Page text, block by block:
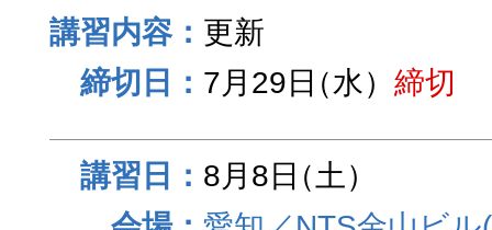
更新
7月29日（水） 締切
8月8日（土）